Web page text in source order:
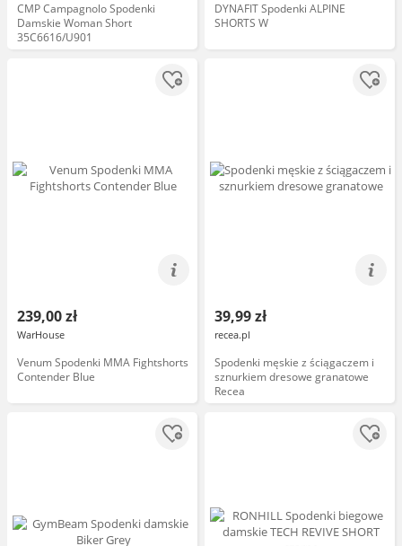
CMP Campagnolo Spodenki
Damskie Woman Short
35C6616/U901
DYNAFIT Spodenki ALPINE
SHORTS W
239,00 zł
WarHouse
Venum Spodenki MMA Fightshorts
Contender Blue
39,99 zł
recea.pl
Spodenki męskie z ściągaczem i
sznurkiem dresowe granatowe
Recea